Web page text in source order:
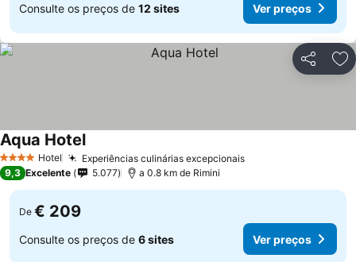
Consulte os preços de 12 sites Ver preços
Partilhar
4 EstrelasHotel Experiências culinárias excepcionais
Aqua Hotel
9,3 Excelente 5.077 a 0.8 km de Rimini
De € 209
Consulte os preços de 6 sites Ver preços